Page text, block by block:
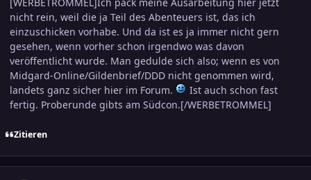
nicht rein, weil die ja Teil des Abenteuers ist, das ich
einzuschicken vorhabe. Und da ist es ja immer nicht gern
gesehen, wenn vorher schon irgendwo was davon
veröffentlicht wurde. Man gedulde sich also; wenn es von
Midgard-Online/Gildenbrief/DDD nicht genommen wird,
landets ganz sicher hier im Forum.
Ist auch schon fast
fertig. Proberunde gibts am Südcon.[/WERBETROMMEL]
Zitieren